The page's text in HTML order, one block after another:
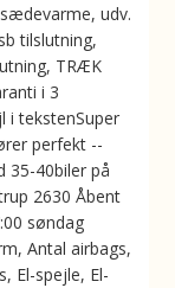
udv.
tilslutning,
TRÆK
i 3
i tekstenSuper
perfekt --
35-40biler på
2630 Åbent
søndag
Antal airbags,
El-spejle, El-